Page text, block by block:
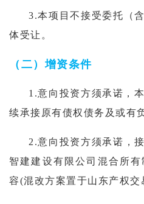
3.本项目不接受委托（
体受让 。
（二）增资条件
1.意向投资方须承诺，
续承接原有债权债务及或有
2.意向投资方须承诺，
智建建设有限公司混合所
容(混改方案置于山东产权交